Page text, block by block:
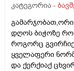
კატეგორია -
გამარჯობათ,ორი
დღოს ბიჭოზე რო
როგორც
ყველაფერი
და ქერქიაქ